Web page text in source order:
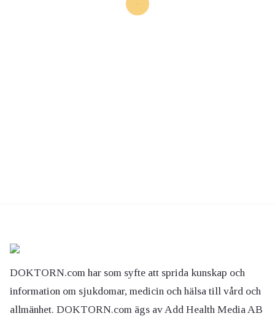
DOKTORN.com har som syfte att sprida kunskap och
information om sjukdomar, medicin och hälsa till vård och
allmänhet. DOKTORN.com ägs av Add Health Media AB